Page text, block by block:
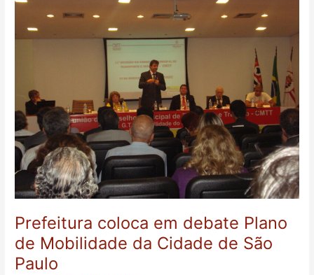
Prefeitura coloca em debate Plano
de Mobilidade da Cidade de São
Paulo
coloca
debate
da
Cidade
de
São
Paulo